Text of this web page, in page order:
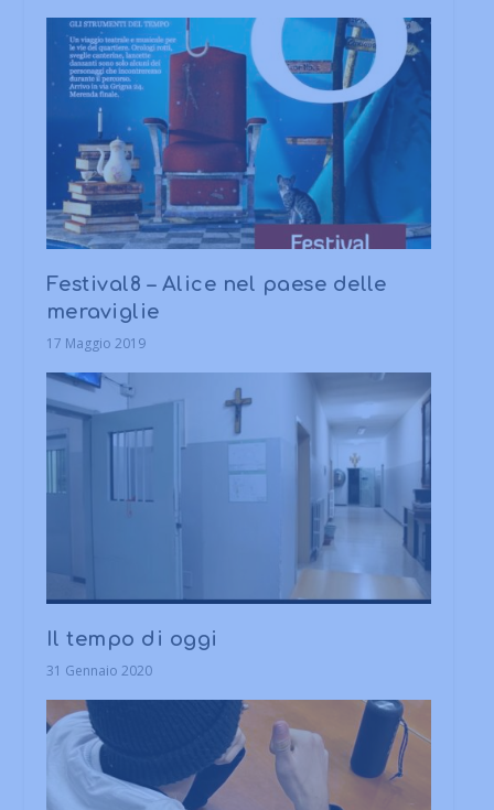
Festival8 – Alice nel paese delle
meraviglie
17 Maggio 2019
Il tempo di oggi
31 Gennaio 2020